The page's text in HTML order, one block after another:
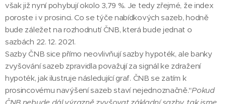
však již nyní pohybují okolo 3,79 %. Je tedy zřejmé, že index
poroste i v prosinci. Co se týče nabídkových sazeb, hodně
bude záležet na rozhodnutí ČNB, která bude jednat o
sazbách 22. 12. 2021.
Sazby ČNB sice přímo neovlivňují sazby hypoték, ale banky
zvyšování sazeb zpravidla považují za signál ke zdražení
hypoték, jak ilustruje následující graf. ČNB se zatím k
prosincovému navýšení sazeb staví nejednoznačně."Pokud